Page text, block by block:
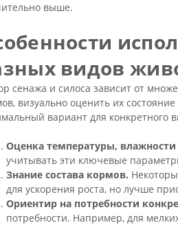
выше.
видов
сенажа и силоса зависит от
визуально оценить их
вариант для
Оценка температуры,
учитывать эти ключевые
Знание состава кормов.
для ускорения роста, но лучше
Ориентир на потребности
потребности. Например, для